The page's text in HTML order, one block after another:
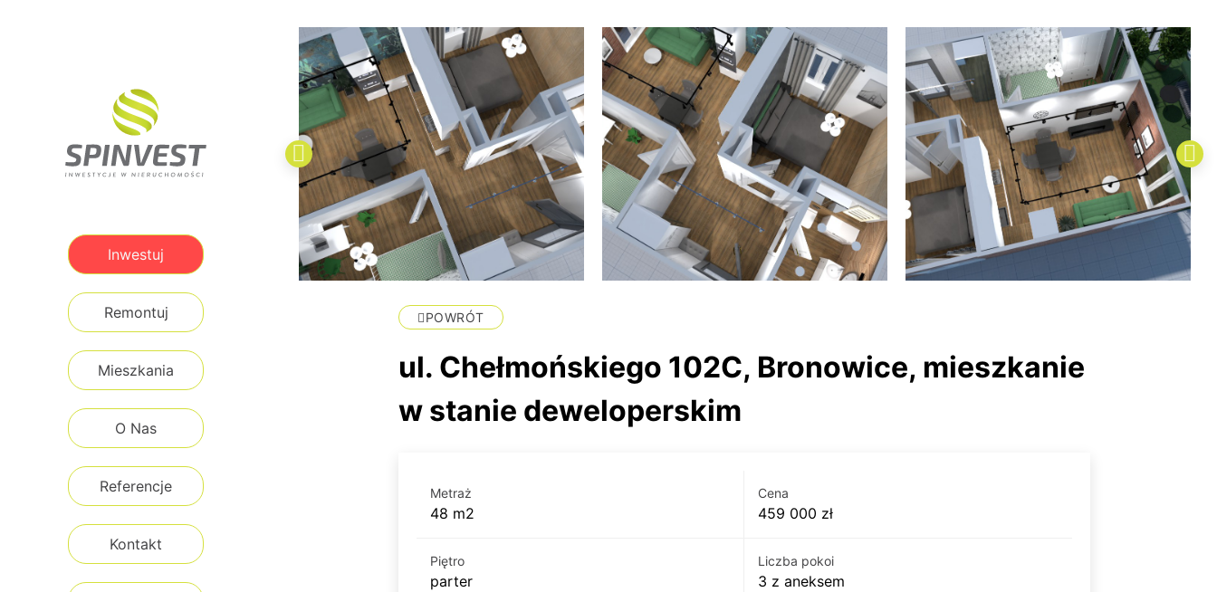
Inwestuj
Remontuj
Mieszkania
O Nas
Referencje
Kontakt
POWRÓT
ul. Chełmońskiego 102C, Bronowice, mieszkanie
w stanie deweloperskim
Metraż
48 m2
Cena
459 000 zł
Piętro
parter
Liczba pokoi
3 z aneksem